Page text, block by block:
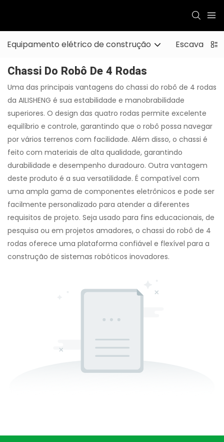
Equipamento elétrico de construção
Chassi Do Robô De 4 Rodas
Uma das principais vantagens do chassi do robô de 4 rodas
da AILISHENG é sua estabilidade e manobrabilidade
superiores. O design das quatro rodas permite excelente
equilíbrio e controle, garantindo que o robô possa navegar
por vários terrenos com facilidade. Além disso, o chassi é
feito com materiais de alta qualidade, garantindo
durabilidade e desempenho duradouro. Outra vantagem
deste produto é a sua versatilidade. É compatível com
uma ampla gama de componentes eletrônicos e pode ser
facilmente personalizado para atender a diferentes
requisitos de projeto. Seja usado para fins educacionais, de
pesquisa ou em projetos amadores, o chassi do robô de 4
rodas oferece uma plataforma confiável e flexível para a
construção de sistemas robóticos inovadores.